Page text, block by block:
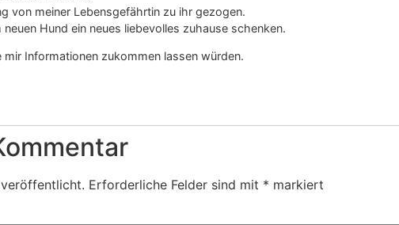
von meiner Lebensgefährtin zu ihr gezogen.
Hund ein neues liebevolles zuhause schenken.
Informationen zukommen lassen würden.
Erforderliche Felder sind mit * markiert